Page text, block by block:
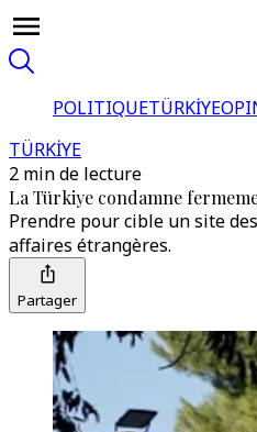
POLITIQUETÜRKİYE
TÜRKİYE
2 min de lecture
La Türkiye condamne
Prendre pour cible un site
affaires étrangères.
Partager